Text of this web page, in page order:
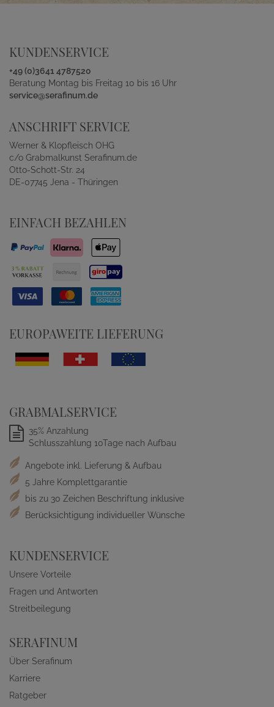
KUNDENSERVICE
+49 (0)3641 4787520
Beratung Montag bis Freitag 10 bis 16 Uhr
service@serafinum.de
ANSCHRIFT SERVICE
Werner & Klopfleisch OHG
c/o Grabmalkunst Serafinum.de
Otto-Schott-Str. 24
DE-07745 Jena - Thüringen
EINFACH BEZAHLEN
EUROPAWEITE LIEFERUNG
GRABMALSERVICE
35% Anzahlung
Schlusszahlung 10Tage nach Aufbau
Angebote inkl. Lieferung & Aufbau
5 Jahre Komplettgarantie
bis zu 30 Zeichen Beschriftung inklusive
Berücksichtigung individueller Wünsche
KUNDENSERVICE
Unsere Vorteile
Fragen und Antworten
Streitbeilegung
SERAFINUM
Über Serafinum
Karriere
Ratgeber